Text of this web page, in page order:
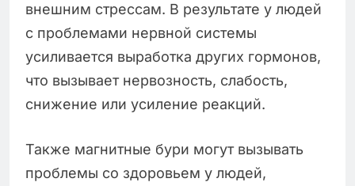
внешним стрессам. В результате у людей
с проблемами нервной системы
усиливается выработка других гормонов,
что вызывает нервозность, слабость,
снижение или усиление реакций.
Также магнитные бури могут вызывать
проблемы со здоровьем у людей,